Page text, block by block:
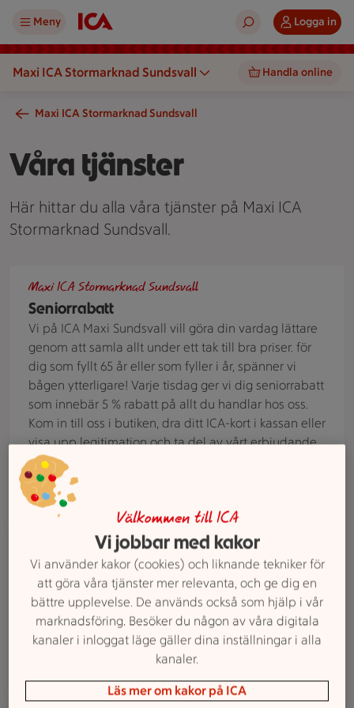
Meny Logga in
Maxi ICA Stormarknad Sundsvall Handla online
Maxi ICA Stormarknad Sundsvall
Våra tjänster
Här hittar du alla våra tjänster på Maxi ICA
Stormarknad Sundsvall.
Seniorrabatt
Maxi ICA Stormarknad Sundsvall
Vi på ICA Maxi Sundsvall vill göra din vardag lättare
genom att samla allt under ett tak till bra priser. för
dig som fyllt 65 år eller som fyller i år, spänner vi
bågen ytterligare! Varje tisdag ger vi dig seniorrabatt
som innebär 5 % rabatt på allt du handlar hos oss.
Kom in till oss i butiken, dra ditt ICA-kort i kassan eller
visa upp legitimation och ta del av vårt erbjudande.
ICA-kasse med texten "Handla online" fylld med matvaror
Handla Online
Handla när det passar dig – enkelt och bekvämt
online.
Gå till e-handel
Charkbricka
Välkommen till ICA
Vi jobbar med kakor
Vi använder kakor (cookies) och liknande tekniker för
att göra våra tjänster mer relevanta, och ge dig en
bättre upplevelse. De används också som hjälp i vår
marknadsföring. Besöker du någon av våra digitala
kanaler i inloggat läge gäller dina inställningar i alla
kanaler.
Läs mer om kakor på ICA